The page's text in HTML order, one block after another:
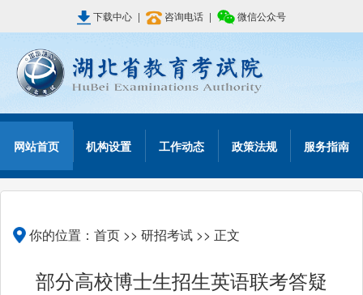
下载中心 | 咨询电话 | 微信公众号
网站首页 机构设置 工作动态 政策法规 服务指南
你的位置： 首页 >> 研招考试 >> 正文
部分高校博士生招生英语联考答疑